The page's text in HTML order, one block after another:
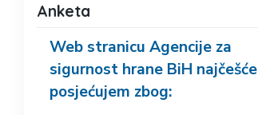
Anketa
Web stranicu Agencije za
sigurnost hrane BiH najčešće
posjećujem zbog: